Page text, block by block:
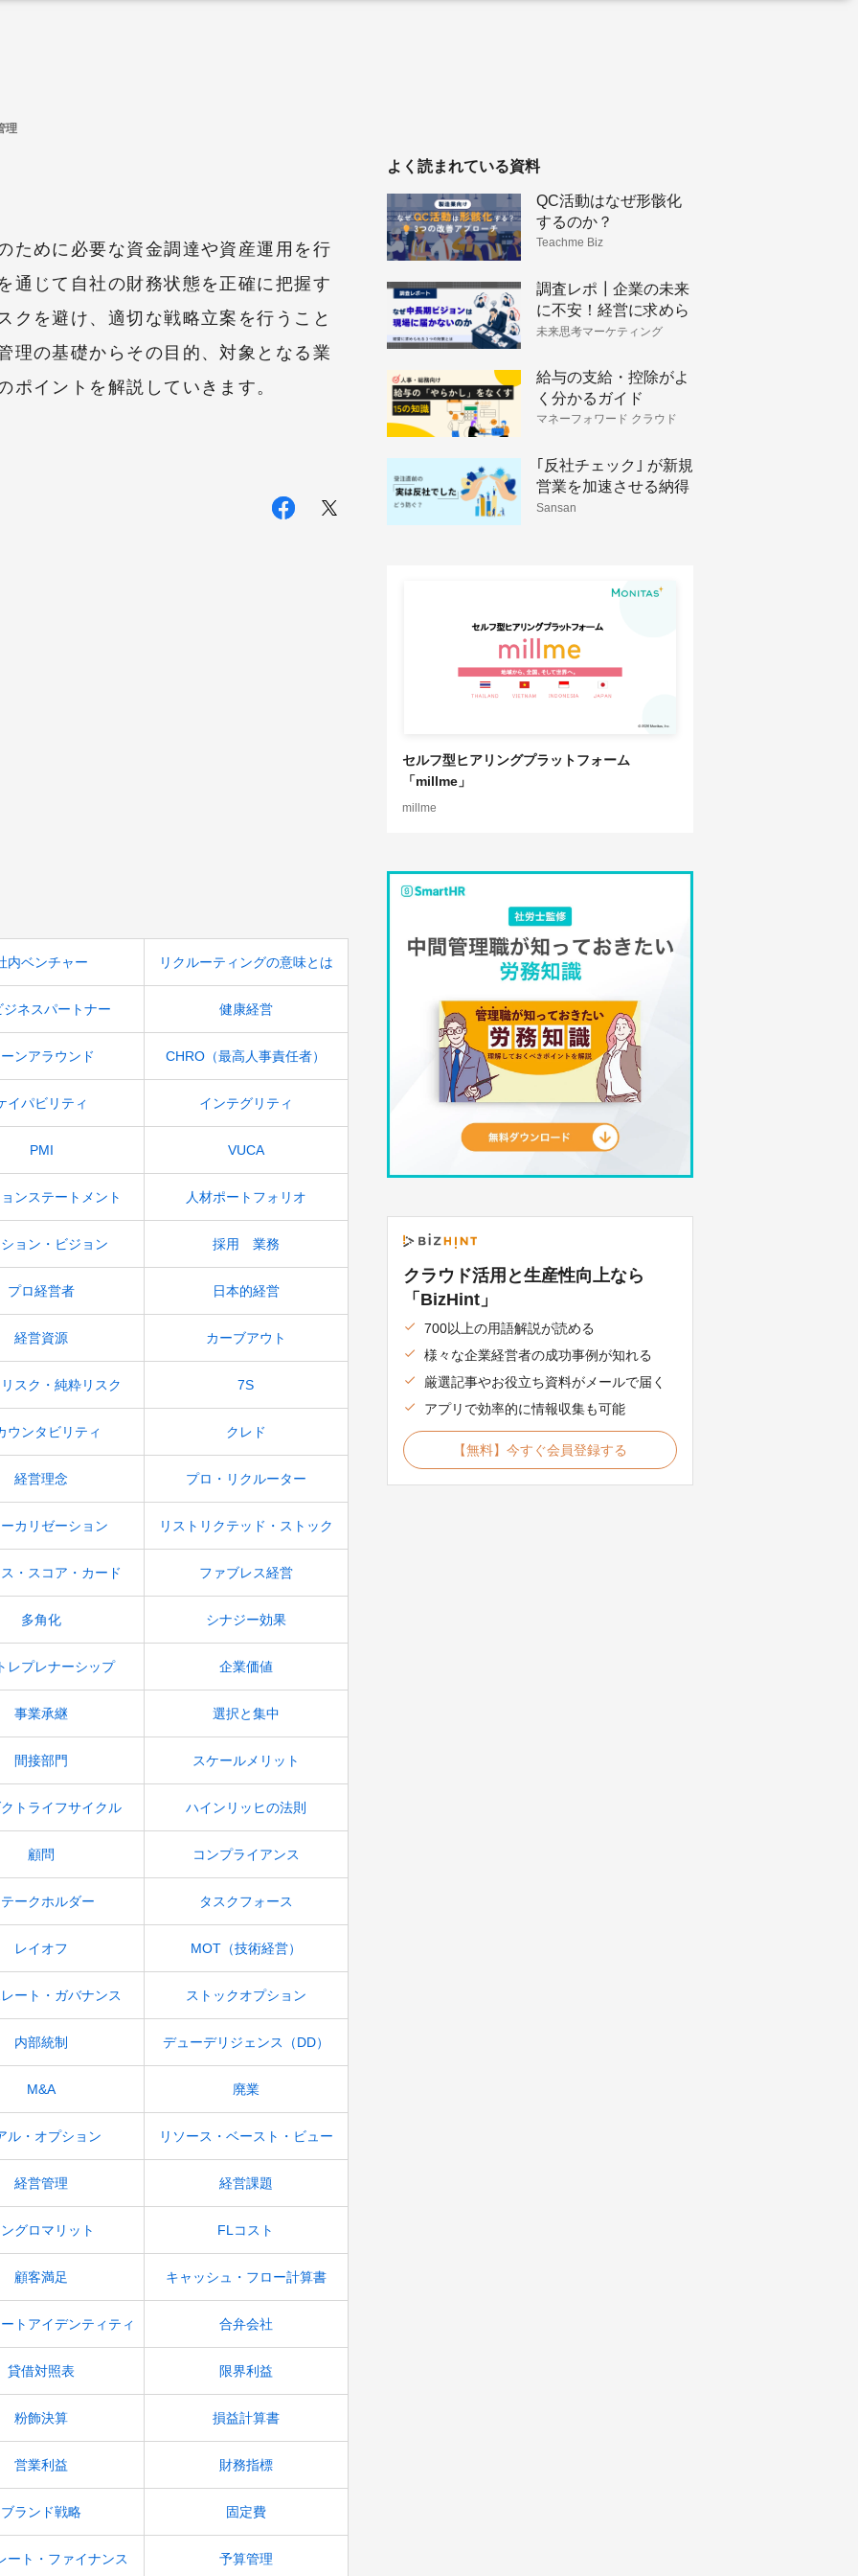
理
ために必要な資金調達や資産運用を行
通じて自社の財務状態を正確に把握す
クを避け、適切な戦略立案を行うこと
理の基礎からその目的、対象となる業
ポイントを解説していきます。
内ベンチャー リクルーティングの意味とは
ジネスパートナー 健康経営
ンアラウンド CHRO（最高人事責任者）
イパビリティ インテグリティ
PMI VUCA
ンステートメント 人材ポートフォリオ
ョン・ビジョン 採用 業務
プロ経営者 日本的経営
経営資源 カーブアウト
スク・純粋リスク 7S
ウンタビリティ クレド
経営理念 プロ・リクルーター
カリゼーション リストリクテッド・ストック
・スコア・カード ファブレス経営
多角化 シナジー効果
レプレナーシップ 企業価値
事業承継 選択と集中
間接部門 スケールメリット
トライフサイクル ハインリッヒの法則
顧問 コンプライアンス
ークホルダー タスクフォース
レイオフ MOT（技術経営）
ート・ガバナンス ストックオプション
内部統制 デューデリジェンス（DD）
M&A 廃業
ル・オプション リソース・ベースト・ビュー
経営管理 経営課題
グロマリット FLコスト
顧客満足 キャッシュ・フロー計算書
トアイデンティティ 合弁会社
貸借対照表 限界利益
粉飾決算 損益計算書
営業利益 財務指標
ブランド戦略 固定費
ート・ファイナンス 予算管理
よく読まれている資料
QC活動はなぜ形骸化
するのか？
Teachme Biz
調査レポ┃企業の未来
に不安！経営に求めら
れるビジョン策定と戦
未来思考マーケティング
給与の支給・控除がよ
く分かるガイド
マネーフォワード クラウド
｢反社チェック｣ が新規
営業を加速させる納得
理由
Sansan
セルフ型ヒアリングプラットフォーム
「millme」
millme
クラウド活用と生産性向上なら
「BizHint」
700以上の用語解説が読める
様々な企業経営者の成功事例が知れる
厳選記事やお役立ち資料がメールで届く
アプリで効率的に情報収集も可能
【無料】今すぐ会員登録する